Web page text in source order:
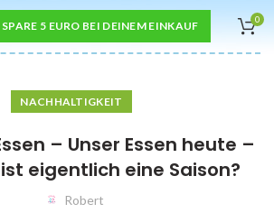
SPARE 5 EURO BEI DEINEM EINKAUF 0
NACHHALTIGKEIT
– Unser Essen heute –
eigentlich eine Saison?
Robert